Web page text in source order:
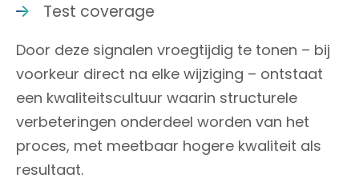
Test coverage
Door deze signalen vroegtijdig te tonen – bij
voorkeur direct na elke wijziging – ontstaat
een kwaliteitscultuur waarin structurele
verbeteringen onderdeel worden van het
proces, met meetbaar hogere kwaliteit als
resultaat.